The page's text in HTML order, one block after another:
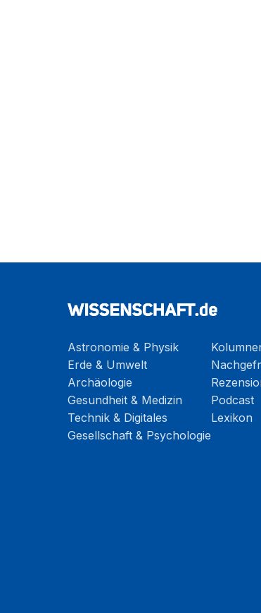
Astronomie & Physik
Erde & Umwelt
Archäologie
Gesundheit & Medizin
Technik & Digitales
Gesellschaft & Psychologie
Podcast
Lexikon